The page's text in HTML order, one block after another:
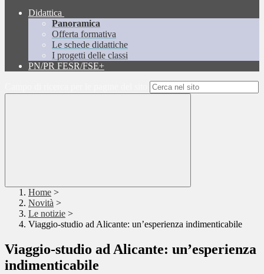
Didattica
Panoramica
Offerta formativa
Le schede didattiche
I progetti delle classi
PN/PR FESR/FSE+
Home >
Novità >
Le notizie >
Viaggio-studio ad Alicante: un’esperienza indimenticabile
Viaggio-studio ad Alicante: un’esperienza
indimenticabile